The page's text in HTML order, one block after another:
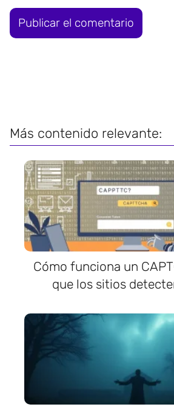
Más contenido relevante:
Cómo funciona un
que los sitios